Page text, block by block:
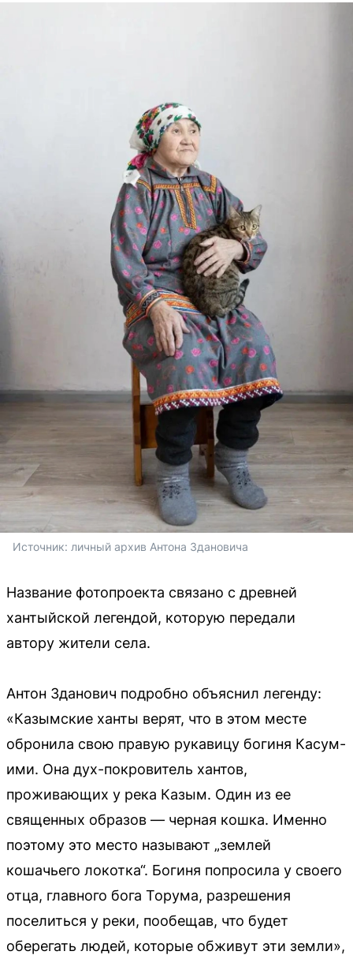
Источник: личный архив Антона Здановича
Название фотопроекта связано с древней
хантыйской легендой, которую передали
автору жители села.
Антон Зданович подробно объяснил легенду:
«Казымские ханты верят, что в этом месте
обронила свою правую рукавицу богиня Касум-
ими. Она дух-покровитель хантов,
проживающих у река Казым. Один из ее
священных образов — черная кошка. Именно
поэтому это место называют „землей
кошачьего локотка“. Богиня попросила у своего
отца, главного бога Торума, разрешения
поселиться у реки, пообещав, что будет
оберегать людей, которые обживут эти земли»,